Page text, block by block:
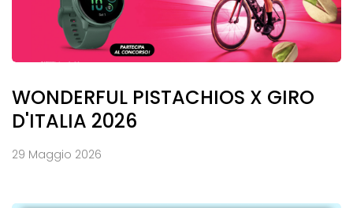
WONDERFUL PISTACHIOS X GIRO
D'ITALIA 2026
29 Maggio 2026